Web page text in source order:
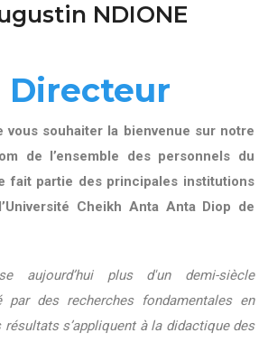
NDIONE
Directeur
vous souhaiter la bienvenue sur notre
de l’ensemble des personnels du
fait partie des principales institutions
Cheikh Anta Anta Diop de
aujourd’hui plus d'un demi-siècle
par des recherches fondamentales en
s’appliquent à la didactique des